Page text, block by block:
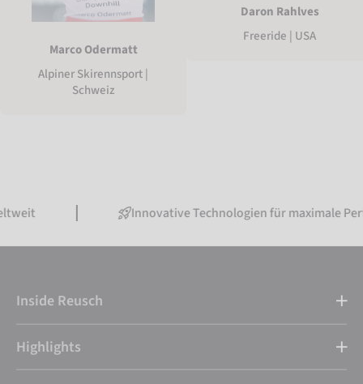
Marco Odermatt
Alpiner Skirennsport |
Schweiz
Daron Rahlves
Freeride | USA
Innovative Technologien für maximale Performance
Inside Reusch
Highlights